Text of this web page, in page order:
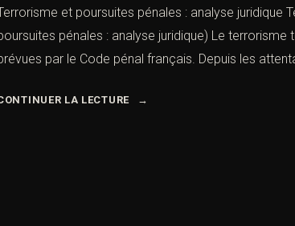
et poursuites pénales : analyse
pénales : analyse juridique) Le
par le Code pénal français. Depuis les
LA LECTURE